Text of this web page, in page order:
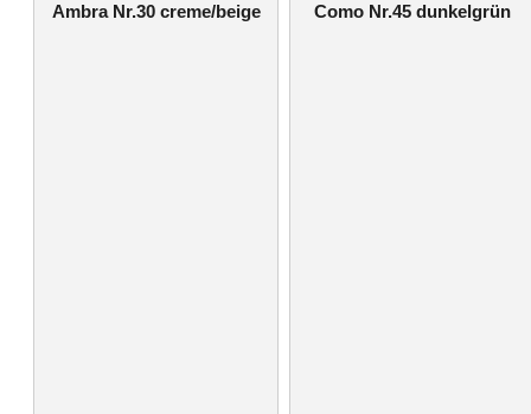
Ambra Nr.30 creme/beige
Como Nr.45 dunkelgrün